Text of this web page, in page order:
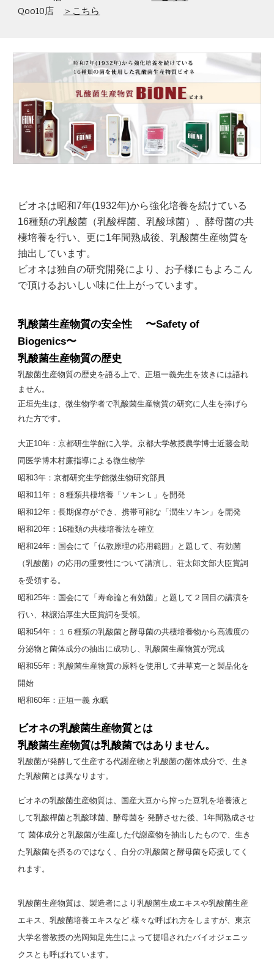
Qoo10店
＞こちら
ビオネは昭和7年(1932年)から強化培養を続けている
16種類の乳酸菌（乳酸桿菌、乳酸球菌）、酵母菌の共
棲培養を行い、更に1年間熟成後、乳酸菌生産物質を
抽出しています。
ビオネは独自の研究開発により、お子様にもよろこん
で頂けるおいしい味に仕上がっています。
乳酸菌生産物質の安全性 〜Safety of
Biogenics〜
乳酸菌生産物質の歴史
乳酸菌生産物質の歴史を語る上で、正垣一義先生を抜きには語れ
ません。
正垣先生は、微生物学者で乳酸菌生産物質の研究に人生を捧げら
れた方です。
大正10年：京都研生学館に入学。京都大学教授農学博士近藤金助
同医学博木村廉指導による微生物学
昭和3年：京都研究生学館微生物研究部員
昭和11年：８種類共棲培養「ソキンＬ」を開発
昭和12年：長期保存ができ、携帯可能な「潤生ソキン」を開発
昭和20年：16種類の共棲培養法を確立
昭和24年：国会にて「仏教原理の応用範囲」と題して、有効菌
（乳酸菌）の応用の重要性について講演し、荘太郎文部大臣賞詞
を受領する。
昭和25年：国会にて「寿命論と有効菌」と題して２回目の講演を
行い、林譲治厚生大臣賞詞を受領。
昭和54年：１６種類の乳酸菌と酵母菌の共棲培養物から高濃度の
分泌物と菌体成分の抽出に成功し、乳酸菌生産物質が完成
昭和55年：乳酸菌生産物質の原料を使用して井草克一と製品化を
開始
昭和60年：正垣一義 永眠
ビオネの乳酸菌生産物質とは
乳酸菌生産物質は乳酸菌ではありません。
乳酸菌が発酵して生産する代謝産物と乳酸菌の菌体成分で、生き
た乳酸菌とは異なります。
ビオネの乳酸菌生産物質は、国産大豆から搾った豆乳を培養液と
して乳酸桿菌と乳酸球菌、酵母菌を 発酵させた後、1年間熟成させ
て 菌体成分と乳酸菌が生産した代謝産物を抽出したもので、生き
た乳酸菌を摂るのではなく、自分の乳酸菌と酵母菌を応援してく
れます。
乳酸菌生産物質は、製造者により乳酸菌生成エキスや乳酸菌生産
エキス、乳酸菌培養エキスなど 様々な呼ばれ方をしますが、東京
大学名誉教授の光岡知足先生によって提唱されたバイオジェニッ
クスとも呼ばれています。